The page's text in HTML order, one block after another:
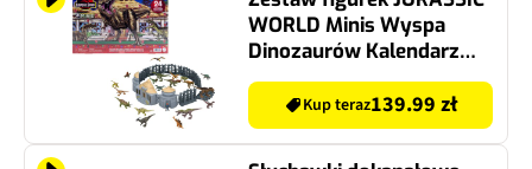
WORLD Minis Wyspa
Dinozaurów Kalendarz
adwentowy JLD23
Kup teraz139.99 zł